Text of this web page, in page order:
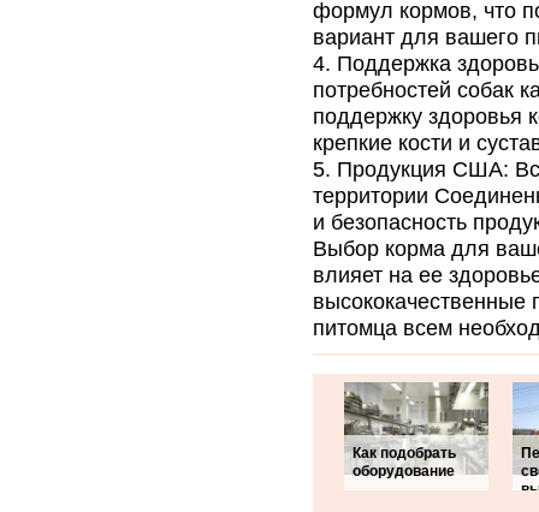
формул кормов, что
вариант для вашего
Поддержка
потребностей собак
поддержку здоровья
крепкие кости и
Продукция США:
территории
и безопасность
Выбор корма для
влияет на ее
высококачественные
питомца всем
Как подобрать
оборудование